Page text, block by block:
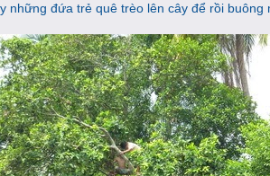
những đứa trẻ quê trèo lên cây để rồi